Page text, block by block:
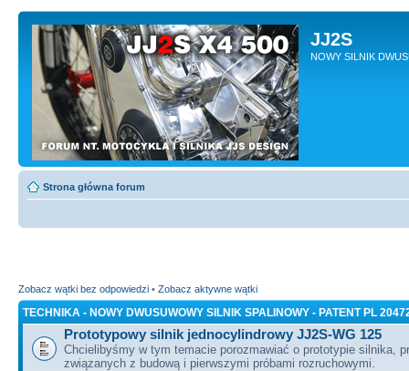
JJ2S
NOWY SILNIK
Strona główna forum
Zobacz wątki bez odpowiedzi • Zobacz aktywne wątki
TECHNIKA - NOWY DWUSUWOWY SILNIK SPALINOWY - PATENT PL
Prototypowy silnik jednocylindrowy JJ2S-WG 125
Chcielibyśmy w tym temacie porozmawiać o prototypie silnika,
związanych z budową i pierwszymi próbami rozruchowymi.